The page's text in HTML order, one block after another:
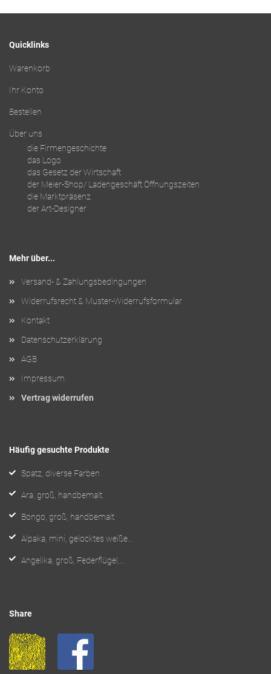
Quicklinks
Warenkorb
Ihr Konto
Bestellen
Über uns
die Firmengeschichte
das Logo
das Gesetz der Wirtschaft
der Meier-Shop/ Ladengeschäft Öffnungszeiten
die Marktpräsenz
der Art-Designer
Mehr über...
Versand- & Zahlungsbedingungen
Widerrufsrecht & Muster-Widerrufsformular
Kontakt
Datenschutzerklärung
AGB
Impressum
Vertrag widerrufen
Häufig gesuchte Produkte
Spatz, diverse Farben
Ara, groß, handbemalt
Bongo, groß, handbemalt
Alpaka, mini, gelocktes weiße...
Angelika, groß, Federflügel,...
Share